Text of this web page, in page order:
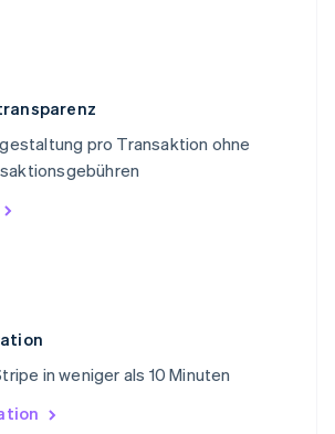
pro Transaktion ohne
in weniger als 10 Minuten
Hongkong,